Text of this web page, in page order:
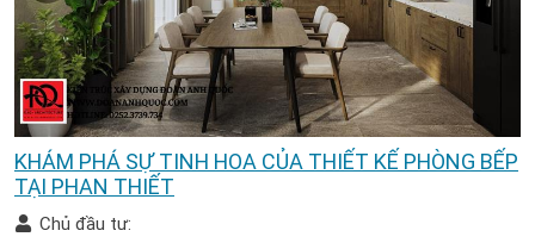
KHÁM PHÁ SỰ TINH HOA CỦA THIẾT KẾ PHÒNG BẾP
TẠI PHAN THIẾT
Chủ đầu tư: